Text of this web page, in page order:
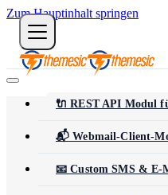
Zum Hauptinhalt springen
🔌 REST API Modul
📬 Webmail-Client-
📧 Custom SMS &